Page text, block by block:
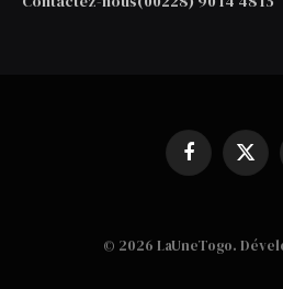
Facebook
X
© 2026 LaUneTogo.